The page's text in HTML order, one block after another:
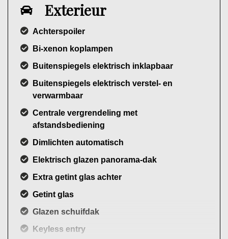
Exterieur
Achterspoiler
Bi-xenon koplampen
Buitenspiegels elektrisch inklapbaar
Buitenspiegels elektrisch verstel- en
verwarmbaar
Centrale vergrendeling met
afstandsbediening
Dimlichten automatisch
Elektrisch glazen panorama-dak
Extra getint glas achter
Getint glas
Glazen schuifdak
Keyless entry